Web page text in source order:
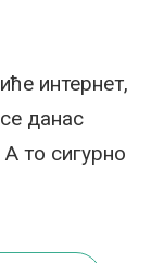
интернет,
данас
то сигурно